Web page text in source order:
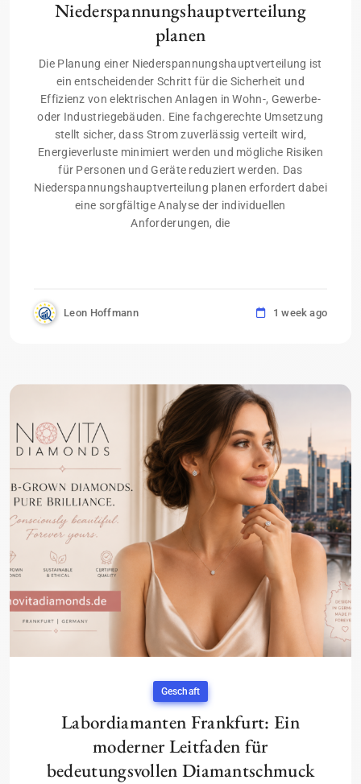
Niederspannungshauptverteilung
planen
Die Planung einer Niederspannungshauptverteilung ist
ein entscheidender Schritt für die Sicherheit und
Effizienz von elektrischen Anlagen in Wohn-, Gewerbe-
oder Industriegebäuden. Eine fachgerechte Umsetzung
stellt sicher, dass Strom zuverlässig verteilt wird,
Energieverluste minimiert werden und mögliche Risiken
für Personen und Geräte reduziert werden. Das
Niederspannungshauptverteilung planen erfordert dabei
eine sorgfältige Analyse der individuellen
Anforderungen, die
Leon Hoffmann 1 week ago
Geschaft
Labordiamanten Frankfurt: Ein
moderner Leitfaden für
bedeutungsvollen Diamantschmuck